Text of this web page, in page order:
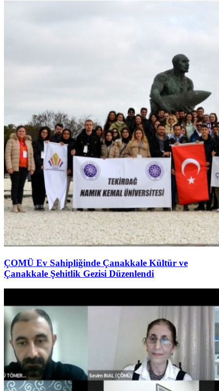
ÇOMÜ Ev Sahipliğinde Çanakkale Kültür ve
Çanakkale Şehitlik Gezisi Düzenlendi